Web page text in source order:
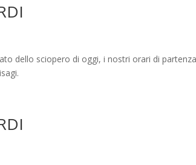
dello sciopero di oggi, i nostri orari di